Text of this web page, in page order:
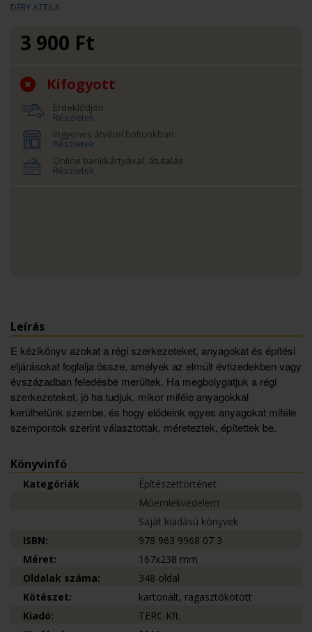
DÉRY ATTILA
3 900 Ft
Kifogyott
Érdeklődjön
Részletek
Ingyenes átvétel boltunkban
Részletek
Online bankkártyával, átutalás
Részletek
Leírás
E kézikönyv azokat a régi szerkezeteket, anyagokat és építési
eljárásokat foglalja össze, amelyek az elmúlt évtizedekben vagy
évszázadban feledésbe merültek. Ha megbolygatjuk a régi
szerkezeteket, jó ha tudjuk, mikor miféle anyagokkal
kerülhetünk szembe, és hogy elődeink egyes anyagokat miféle
szempontok szerint választottak, méreteztek, építettek be.
Könyvinfó
Kategóriák
Építészettörténet
Műemlékvédelem
Saját kiadású könyvek
ISBN:
978 963 9968 07 3
Méret:
167x238 mm
Oldalak száma:
348 oldal
Kötészet:
kartonált, ragasztókötött
Kiadó:
TERC Kft.